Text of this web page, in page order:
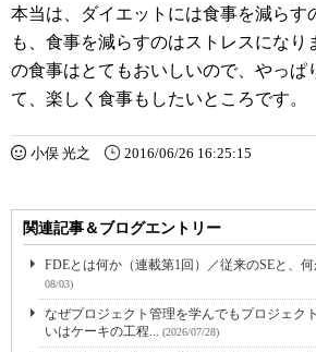
本当は、ダイエットには食事を減らす
も、食事を減らすのはストレスになり
の食事はとてもおいしいので、やっぱ
て、楽しく食事もしたいところです。
小俣 光之 2016/06/26 16:25:15
関連記事＆ブログエントリー
FDEとは何か（連載第1回）／従来のSEと、
08/03)
なぜプロジェクト管理を学んでもプロジェク
いはケーキの工程...
(2026/07/28)